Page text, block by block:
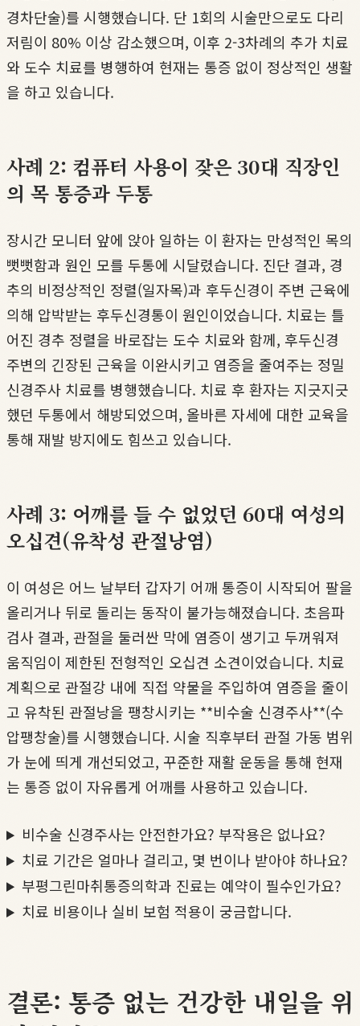
경차단술)를 시행했습니다. 단 1회의 시술만으로도 다리
저림이 80% 이상 감소했으며, 이후 2-3차례의 추가 치료
와 도수 치료를 병행하여 현재는 통증 없이 정상적인 생활
을 하고 있습니다.
사례 2: 컴퓨터 사용이 잦은 30대 직장인
의 목 통증과 두통
장시간 모니터 앞에 앉아 일하는 이 환자는 만성적인 목의
뻣뻣함과 원인 모를 두통에 시달렸습니다. 진단 결과, 경
추의 비정상적인 정렬(일자목)과 후두신경이 주변 근육에
의해 압박받는 후두신경통이 원인이었습니다. 치료는 틀
어진 경추 정렬을 바로잡는 도수 치료와 함께, 후두신경
주변의 긴장된 근육을 이완시키고 염증을 줄여주는 정밀
신경주사 치료를 병행했습니다. 치료 후 환자는 지긋지긋
했던 두통에서 해방되었으며, 올바른 자세에 대한 교육을
통해 재발 방지에도 힘쓰고 있습니다.
사례 3: 어깨를 들 수 없었던 60대 여성의
오십견(유착성 관절낭염)
이 여성은 어느 날부터 갑자기 어깨 통증이 시작되어 팔을
올리거나 뒤로 돌리는 동작이 불가능해졌습니다. 초음파
검사 결과, 관절을 둘러싼 막에 염증이 생기고 두꺼워져
움직임이 제한된 전형적인 오십견 소견이었습니다. 치료
계획으로 관절강 내에 직접 약물을 주입하여 염증을 줄이
고 유착된 관절낭을 팽창시키는 **비수술 신경주사**(수
압팽창술)를 시행했습니다. 시술 직후부터 관절 가동 범위
가 눈에 띄게 개선되었고, 꾸준한 재활 운동을 통해 현재
는 통증 없이 자유롭게 어깨를 사용하고 있습니다.
비수술 신경주사는 안전한가요? 부작용은 없나요?
치료 기간은 얼마나 걸리고, 몇 번이나 받아야 하나요?
부평그린마취통증의학과 진료는 예약이 필수인가요?
치료 비용이나 실비 보험 적용이 궁금합니다.
결론: 통증 없는 건강한 내일을 위